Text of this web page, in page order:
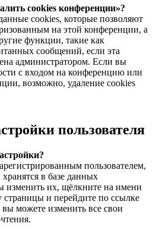
cookies конференции»?
cookies, которые позволяют
на этой конференции, а
функции, такие как
сообщений, если эта
администратором. Если вы
с входом на конференцию или
возможно, удаление cookies
пользователя
пользователем,
в базе данных
изменить их, щёлкните на имени
страницы и перейдите по ссылке
можете изменить все свои